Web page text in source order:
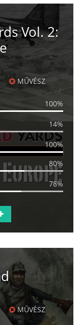
Vol. 2:
MŰVÉSZ
100%
14%
100%
80%
78%
MŰVÉSZ